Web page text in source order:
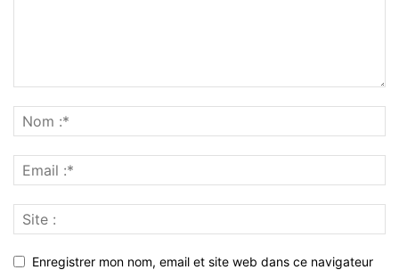
Enregistrer mon nom, email et site web dans ce navigateur